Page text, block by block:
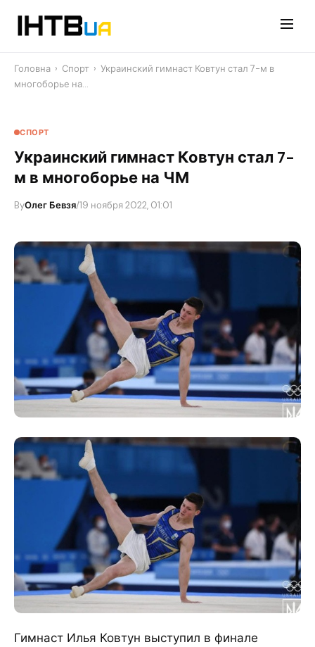
Головна › Спорт › Украинский гимнаст Ковтун стал 7-м в
многоборье на…
СПОРТ
Украинский гимнаст Ковтун стал 7-
м в многоборье на ЧМ
ByОлег Бевзя/19 ноября 2022, 01:01
Гимнаст Илья Ковтун выступил в финале